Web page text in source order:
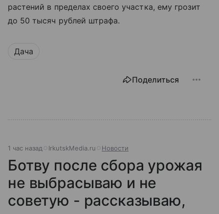
растений в пределах своего участка, ему грозит
до 50 тысяч рублей штрафа.
Дача
Поделиться
1 час назад IrkutskMedia.ru Новости
Ботву после сбора урожая
не выбрасываю и не
советую - рассказываю,